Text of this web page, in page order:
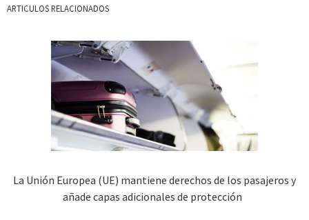
ARTICULOS RELACIONADOS
La Unión Europea (UE) mantiene derechos de los pasajeros y
añade capas adicionales de protección